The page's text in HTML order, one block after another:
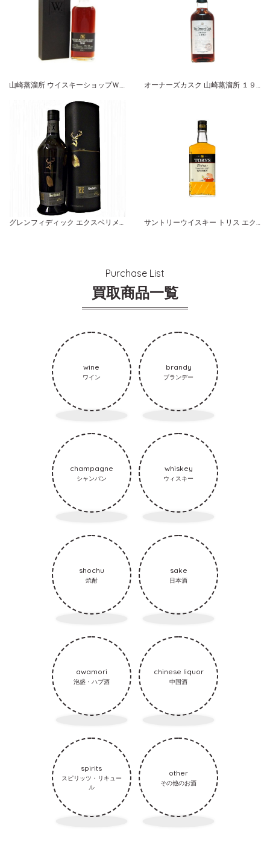
山崎蒸溜所 ウイスキーショップＷ. ４th アニバーサリー ２００３ オーナーズカスク 山崎蒸溜所 １９９０-２００７ バーレル サントリーシングルカスクウイスキー
グレンフィディック エクスペリメンタルシリーズ プロジェクト XX サントリーウイスキー トリス エクストラ
Purchase List
買取商品一覧
wine
ワイン
brandy
ブランデー
champagne
シャンパン
whiskey
ウィスキー
shochu
焼酎
sake
日本酒
awamori
泡盛・ハブ酒
chinese liquor
中国酒
spirits
スピリッツ・リキュー
ル
other
その他のお酒